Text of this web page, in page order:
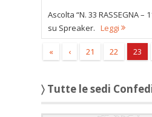
Ascolta “N. 33 RASSEGNA –
su Spreaker. Leggi
« ‹ 21 22 23
〉 Tutte le sedi